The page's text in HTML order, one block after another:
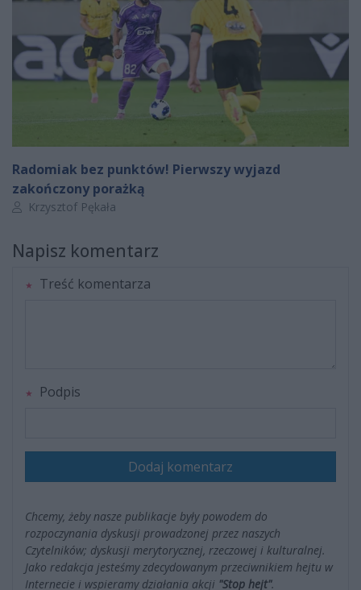
Radomiak bez punktów! Pierwszy wyjazd
zakończony porażką
Autor artykułu:
Krzysztof Pękała
Napisz komentarz
Treść komentarza
Podpis
Dodaj komentarz
Chcemy, żeby nasze publikacje były powodem do
rozpoczynania dyskusji prowadzonej przez naszych
Czytelników; dyskusji merytorycznej, rzeczowej i kulturalnej.
Jako redakcja jesteśmy zdecydowanym przeciwnikiem hejtu w
Internecie i wspieramy działania akcji "Stop hejt".